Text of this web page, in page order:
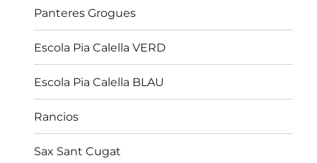
Panteres Grogues
Escola Pia Calella VERD
Escola Pia Calella BLAU
Rancios
Sax Sant Cugat